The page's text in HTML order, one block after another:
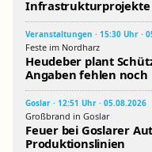
Infrastrukturprojekte
Veranstaltungen · 15:30 Uhr ·
Feste im Nordharz
Heudeber plant
Angaben fehlen noch
Goslar · 12:51 Uhr · 05.08.2026
Großbrand in Goslar
Feuer bei Goslarer
Produktionslinien